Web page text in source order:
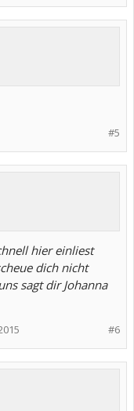
#5
hier einliest
dich nicht
sagt dir Johanna
#6